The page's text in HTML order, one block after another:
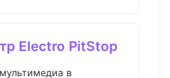
Electro PitStop
в